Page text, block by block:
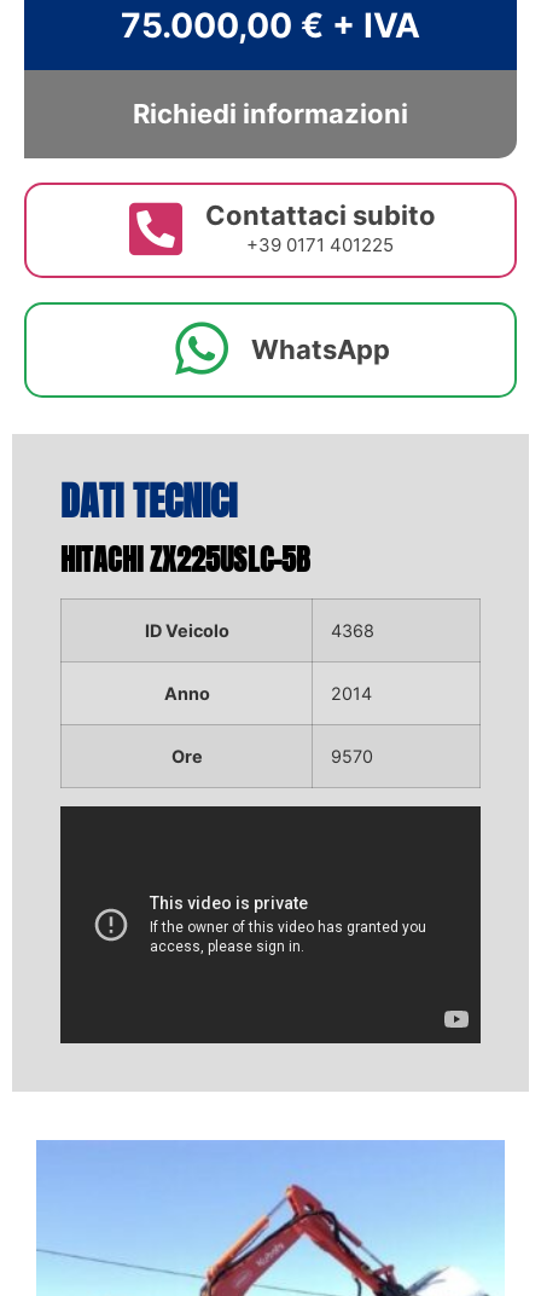
75.000,00 € + IVA
Richiedi informazioni
Contattaci subito
+39 0171 401225
WhatsApp
DATI TECNICI
HITACHI ZX225USLC-5B
ID Veicolo 4368
Anno 2014
Ore 9570